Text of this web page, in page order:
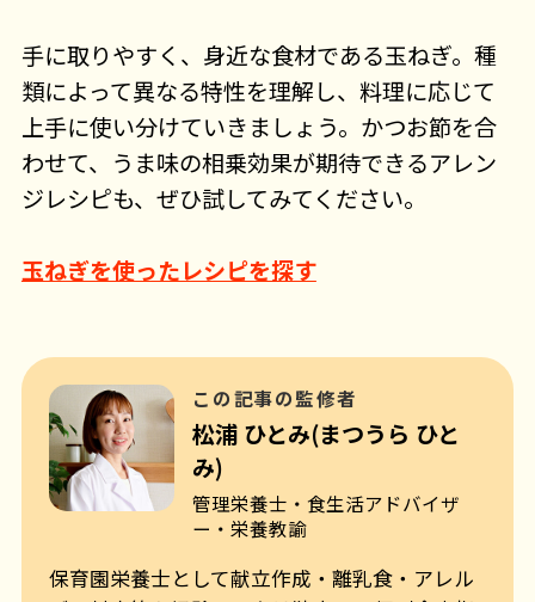
手に取りやすく、身近な食材である玉ねぎ。種
類によって異なる特性を理解し、料理に応じて
上手に使い分けていきましょう。かつお節を合
わせて、うま味の相乗効果が期待できるアレン
ジレシピも、ぜひ試してみてください。
玉ねぎを使ったレシピを探す
この記事の監修者
松浦 ひとみ(まつうら ひと
み)
管理栄養士・食生活アドバイザ
ー・栄養教諭
保育園栄養士として献立作成・離乳食・アレル